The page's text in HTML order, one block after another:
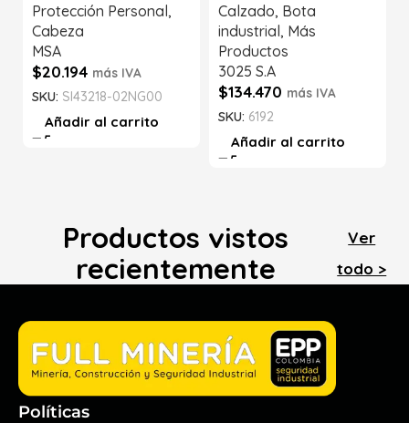
Protección Personal,
Cabeza
MSA
$20.194 más IVA
SKU: SI43218-02NG00
Añadir al carrito
Calzado, Bota
industrial, Más
Productos
3025 S.A
$134.470 más IVA
SKU: 6192
Añadir al carrito
Productos vistos
recientemente
Ver
todo >
Políticas